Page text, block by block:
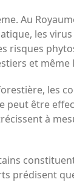
Au
les virus
et même
les
être
à
prédisent